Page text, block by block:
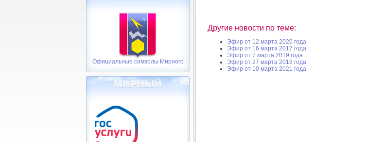
Официальные символы Мирного
Другие новости по теме:
Эфир от 12 марта 2020 года
Эфир от 16 марта 2017 года
Эфир от 7 марта 2019 года
Эфир от 27 марта 2018 года
Эфир от 10 марта 2021 года